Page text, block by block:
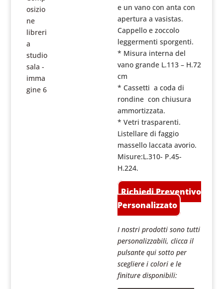
e un vano con anta con
apertura a vasistas.
Cappello e zoccolo
leggermenti sporgenti.
* Misura interna del
vano grande L.113 – H.72
cm
* Cassetti a coda di
rondine con chiusura
ammortizzata.
* Vetri trasparenti.
Listellare di faggio
massello laccata avorio.
Misure:L.310- P.45-
H.224.
Richiedi Preventivo
Personalizzato
I nostri prodotti sono tutti
personalizzabili, clicca il
pulsante qui sotto per
scegliere i colori e le
finiture disponibili: